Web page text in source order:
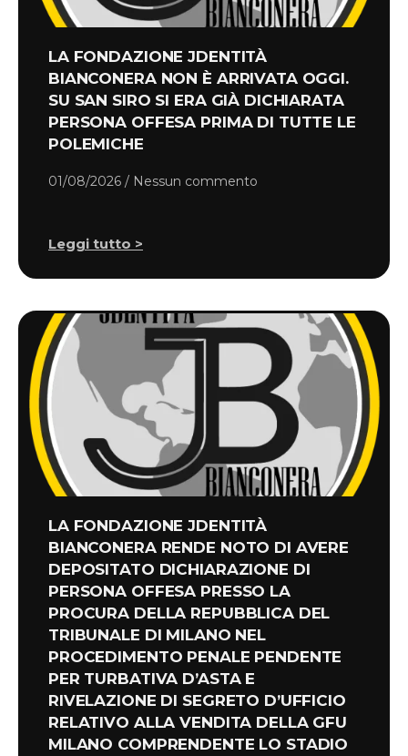
LA FONDAZIONE JDENTITÀ
BIANCONERA NON È ARRIVATA OGGI.
SU SAN SIRO SI ERA GIÀ DICHIARATA
PERSONA OFFESA PRIMA DI TUTTE LE
POLEMICHE
01/08/2026 Nessun commento
Leggi tutto >
LA FONDAZIONE JDENTITÀ
BIANCONERA RENDE NOTO DI AVERE
DEPOSITATO DICHIARAZIONE DI
PERSONA OFFESA PRESSO LA
PROCURA DELLA REPUBBLICA DEL
TRIBUNALE DI MILANO NEL
PROCEDIMENTO PENALE PENDENTE
PER TURBATIVA D’ASTA E
RIVELAZIONE DI SEGRETO D’UFFICIO
RELATIVO ALLA VENDITA DELLA GFU
MILANO COMPRENDENTE LO STADIO